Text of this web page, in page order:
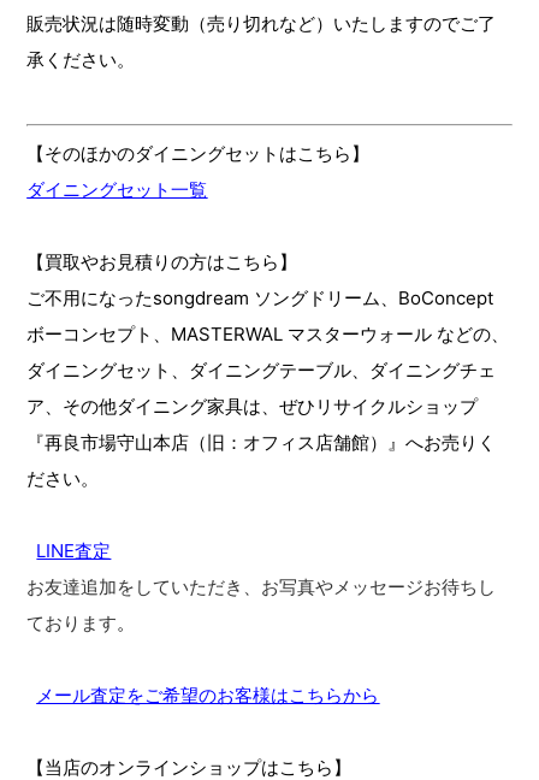
販売状況は随時変動（売り切れなど）いたしますのでご了
承ください。
【そのほかのダイニングセットはこちら】
ダイニングセット一覧
【買取やお見積りの方はこちら】
ご不用になったsongdream ソングドリーム、BoConcept
ボーコンセプト、MASTERWAL マスターウォール などの、
ダイニングセット、ダイニングテーブル、ダイニングチェ
ア、その他ダイニング家具は、ぜひリサイクルショップ
『再良市場守山本店（旧：オフィス店舗館）』へお売りく
ださい。
LINE査定
お友達追加をしていただき、お写真やメッセージお待ちし
ております。
メール査定をご希望のお客様はこちらから
【当店のオンラインショップはこちら】